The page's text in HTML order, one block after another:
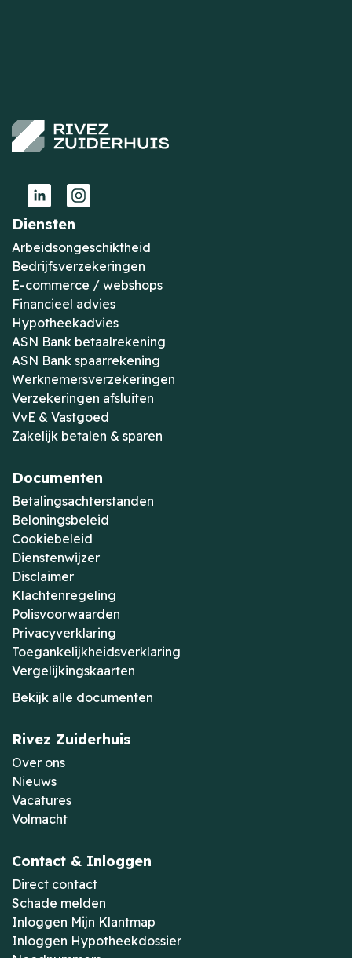
Diensten
Arbeidsongeschiktheid
Bedrijfsverzekeringen
E-commerce / webshops
Financieel advies
Hypotheekadvies
ASN Bank betaalrekening
ASN Bank spaarrekening
Werknemersverzekeringen
Verzekeringen afsluiten
VvE & Vastgoed
Zakelijk betalen & sparen
Documenten
Betalingsachterstanden
Beloningsbeleid
Cookiebeleid
Dienstenwijzer
Disclaimer
Klachtenregeling
Polisvoorwaarden
Privacyverklaring
Toegankelijkheidsverklaring
Vergelijkingskaarten
Bekijk alle documenten
Rivez Zuiderhuis
Over ons
Nieuws
Vacatures
Volmacht
Contact & Inloggen
Direct contact
Schade melden
Inloggen Mijn Klantmap
Inloggen Hypotheekdossier